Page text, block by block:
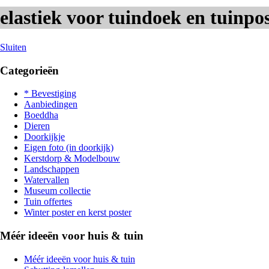
elastiek voor tuindoek en
Sluiten
Categorieën
* Bevestiging
Aanbiedingen
Boeddha
Dieren
Doorkijkje
Eigen foto (in doorkijk)
Kerstdorp & Modelbouw
Landschappen
Watervallen
Museum collectie
Tuin offertes
Winter poster en kerst poster
Méér ideeën voor huis & tuin
Méér ideeën voor huis & tuin